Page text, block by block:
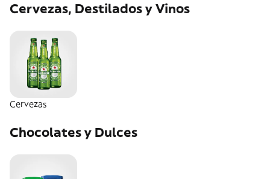
Cervezas, Destilados y Vinos
Cervezas
Chocolates y Dulces